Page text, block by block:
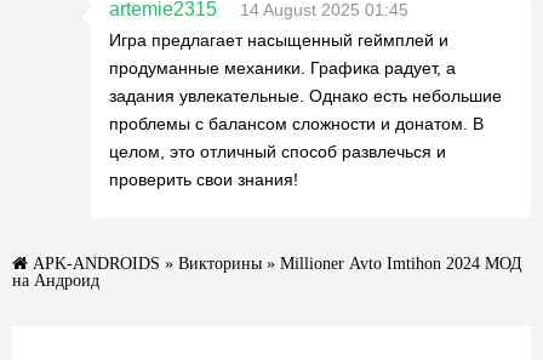
artemie2315
14 August 2025 01:45
Игра предлагает насыщенный геймплей и
продуманные механики. Графика радует, а
задания увлекательные. Однако есть небольшие
проблемы с балансом сложности и донатом. В
целом, это отличный способ развлечься и
проверить свои знания!
APK-ANDROIDS » Викторины » Millioner Avto Imtihon 2024 МОД
на Андроид